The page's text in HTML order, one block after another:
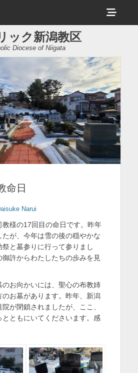
ヘ
ッ
ー
サ
イ
ド
バ
ー
コ
ック新潟教区
Diocese of Niigata
命日
Narui
教様の17回目の命日です。昨年
たが、今年は雪の後の穏やかな
祭と墓参りに行って参りまし
御許からわたしたちの歩みを見
のお向かいには、聖心の布教姉
のお墓があります。昨年、新潟
が閉鎖されましたが、ここ、
とともにいてくださいます。感